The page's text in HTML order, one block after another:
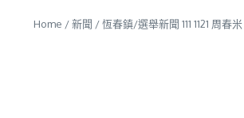
Home /新聞 /恆春鎮/選舉新聞 111 1121 周